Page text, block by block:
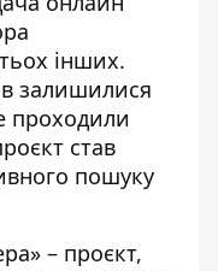
інших.
залишилися
проходили
став
пошуку
– проєкт,